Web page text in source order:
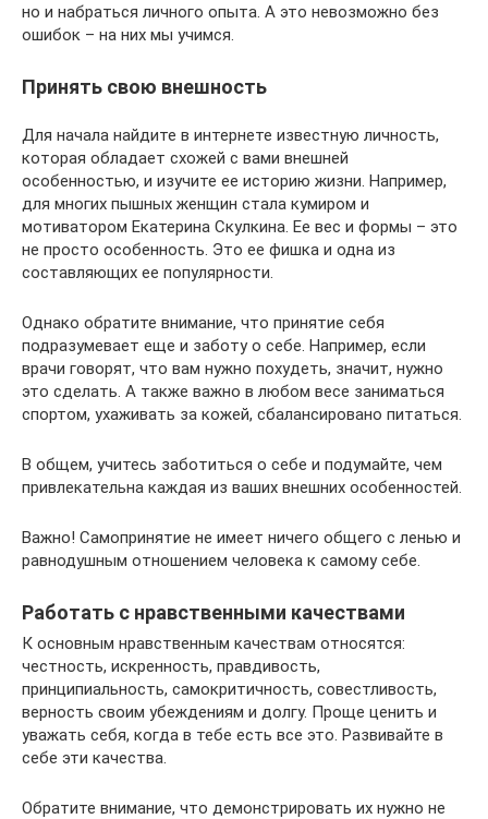
но и набраться личного опыта. А это невозможно без
ошибок – на них мы учимся.
Принять свою внешность
Для начала найдите в интернете известную личность,
которая обладает схожей с вами внешней
особенностью, и изучите ее историю жизни. Например,
для многих пышных женщин стала кумиром и
мотиватором Екатерина Скулкина. Ее вес и формы – это
не просто особенность. Это ее фишка и одна из
составляющих ее популярности.
Однако обратите внимание, что принятие себя
подразумевает еще и заботу о себе. Например, если
врачи говорят, что вам нужно похудеть, значит, нужно
это сделать. А также важно в любом весе заниматься
спортом, ухаживать за кожей, сбалансировано питаться.
В общем, учитесь заботиться о себе и подумайте, чем
привлекательна каждая из ваших внешних особенностей.
Важно! Самопринятие не имеет ничего общего с ленью и
равнодушным отношением человека к самому себе.
Работать с нравственными качествами
К основным нравственным качествам относятся:
честность, искренность, правдивость,
принципиальность, самокритичность, совестливость,
верность своим убеждениям и долгу. Проще ценить и
уважать себя, когда в тебе есть все это. Развивайте в
себе эти качества.
Обратите внимание, что демонстрировать их нужно не